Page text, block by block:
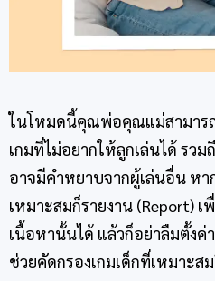
ในโหมดนี้คุณพ่อคุณแม่สามาร
เกมที่ไม่อยากให้ลูกเล่นได้ รว
อาจมีคำหยาบจากผู้เล่นอื่น ห
เหมาะสมก็รายงาน (Report)
เนื้อหานั้นได้ แล้วก็อย่าลืมตั้งค่
ช่วยคัดกรองเกมเด็กที่เหมาะ